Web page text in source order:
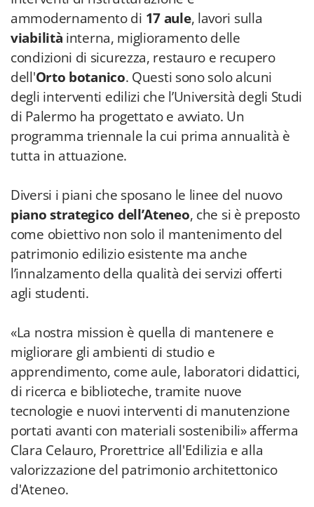
ammodernamento di 17 aule, lavori sulla
viabilità interna, miglioramento delle
condizioni di sicurezza, restauro e recupero
dell'Orto botanico. Questi sono solo alcuni
degli interventi edilizi che l’Università degli Studi
di Palermo ha progettato e avviato. Un
programma triennale la cui prima annualità è
tutta in attuazione.
Diversi i piani che sposano le linee del nuovo
piano strategico dell’Ateneo, che si è preposto
come obiettivo non solo il mantenimento del
patrimonio edilizio esistente ma anche
l’innalzamento della qualità dei servizi offerti
agli studenti.
«La nostra mission è quella di mantenere e
migliorare gli ambienti di studio e
apprendimento, come aule, laboratori didattici,
di ricerca e biblioteche, tramite nuove
tecnologie e nuovi interventi di manutenzione
portati avanti con materiali sostenibili» afferma
Clara Celauro, Prorettrice all'Edilizia e alla
valorizzazione del patrimonio architettonico
d'Ateneo.